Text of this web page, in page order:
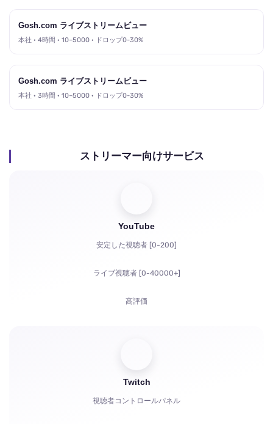
Gosh.com ライブストリームビュー
本社 · 4時間 · 10–5000 · ドロップ0-30%
Gosh.com ライブストリームビュー
本社 · 3時間 · 10–5000 · ドロップ0-30%
ストリーマー向けサービス
YouTube
安定した視聴者 [0-200]
ライブ視聴者 [0-40000+]
高評価
YouTubeの視聴時間
Twitch
視聴者コントロールパネル